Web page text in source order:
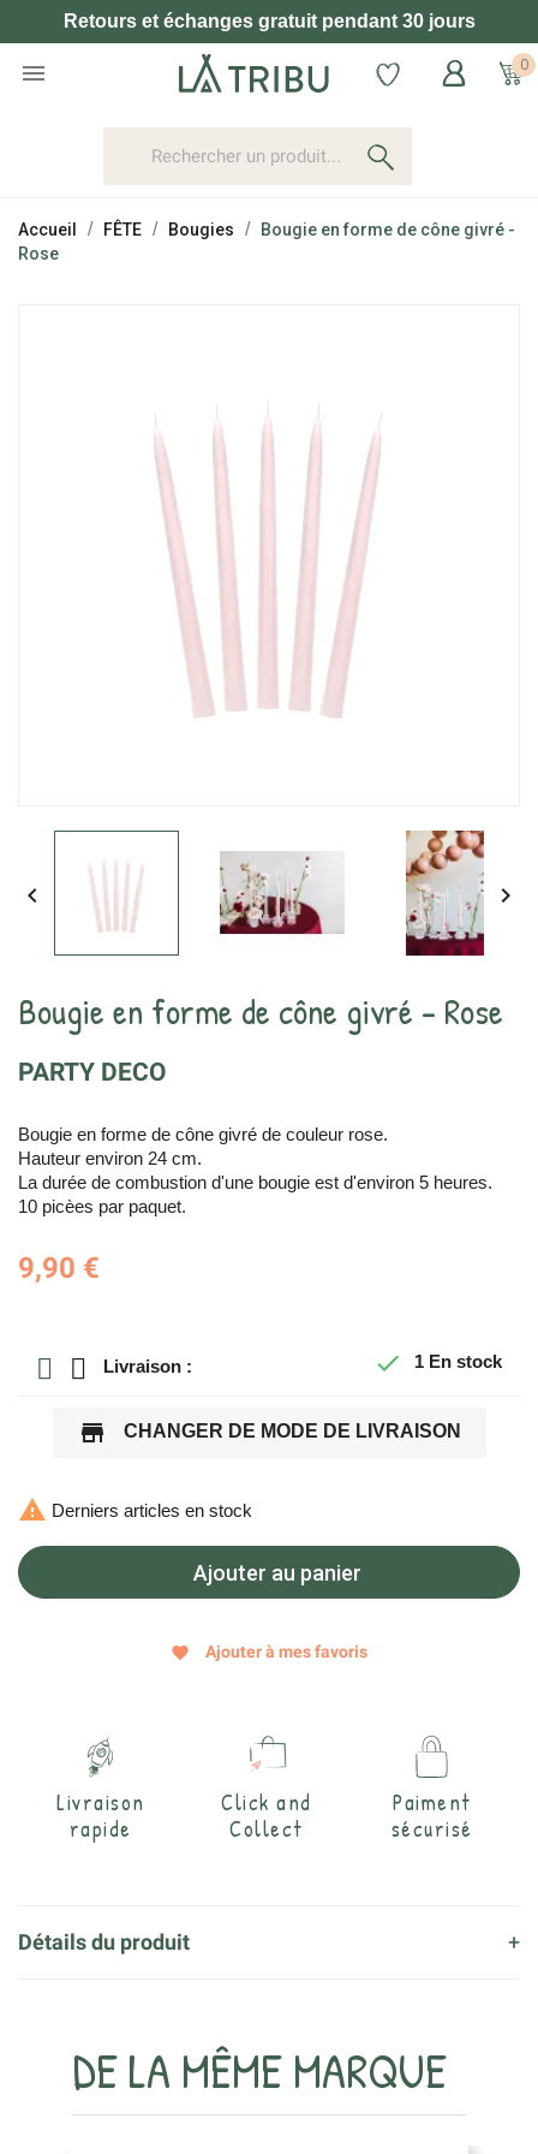
Retours et échanges gratuit pendant 30 jours
 0
Accueil FÊTE Bougies
Bougie en forme de cône givré -
Rose
 
Bougie en forme de cône givré - Rose
PARTY DECO
Bougie en forme de cône givré de couleur rose.
Hauteur environ 24 cm.
La durée de combustion d'une bougie est d'environ 5 heures.
10 picèes par paquet.
9,90 €
Livraison :  1 En stock
store CHANGER DE MODE DE LIVRAISON
 Derniers articles en stock
Ajouter au panier
favorite Ajouter à mes favoris
Livraison
rapide
Click and
Collect
Paiment
sécurisé
Détails du produit
DE LA MÊME MARQUE